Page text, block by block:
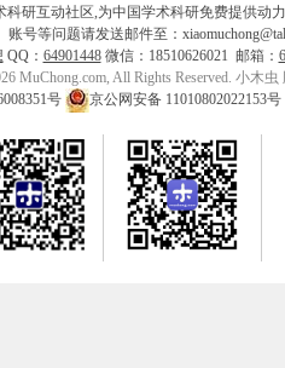
科研互动社区,为中国学术科研免费提供动力
账号等问题请发送邮件至：
QQ： 64901448微信：18510626021 邮箱：
MuChong.com, All Rights Reserved. 小木
号
京公网安备 11010802022153号